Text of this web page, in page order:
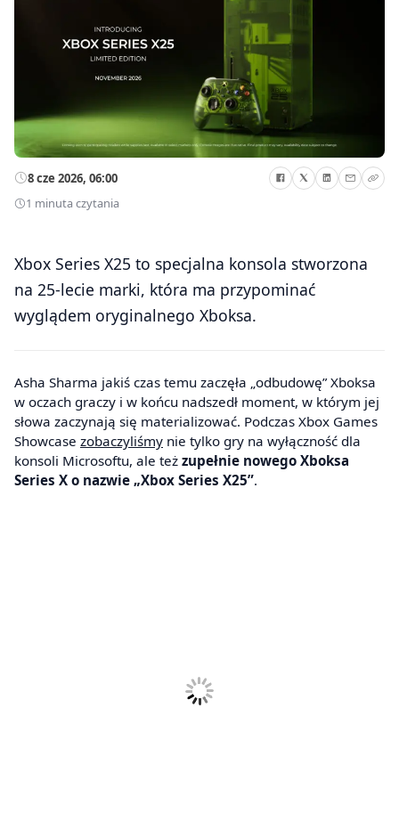
8 cze 2026, 06:00
1 minuta czytania
Xbox Series X25 to specjalna konsola stworzona
na 25-lecie marki, która ma przypominać
wyglądem oryginalnego Xboksa.
Asha Sharma jakiś czas temu zaczęła „odbudowę” Xboksa
w oczach graczy i w końcu nadszedł moment, w którym jej
słowa zaczynają się materializować. Podczas Xbox Games
Showcase zobaczyliśmy nie tylko gry na wyłączność dla
konsoli Microsoftu, ale też zupełnie nowego Xboksa
Series X o nazwie „Xbox Series X25”.